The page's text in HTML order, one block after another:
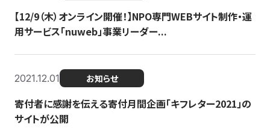
【12/9（木）オンライン開催！】NPO専門WEBサイト制作・運
用サービス「nuweb」事業リーダー...
2021.12.01 お知らせ
寄付者に感謝を伝える寄付月間企画「キフレター2021」の
サイトが公開